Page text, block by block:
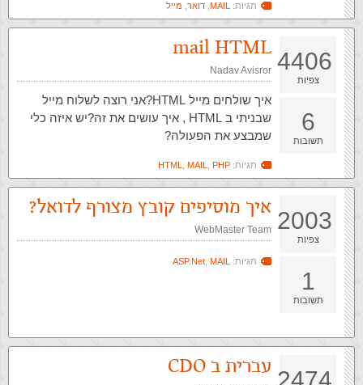
תגיות: MAIL דואר מייל
4406
צפיות
6
תשובות
mail HTML
Nadav Avisror
איך שולחים מייל HTML?אני רוצה לשלוח מייל
שבניתי ב HTML , איך עושים את זה?יש איזה כלי
שמבצע את הפעולה?
תגיות: HTML MAIL PHP
2003
צפיות
1
תשובות
איך מוסיפים קובץ מצורף לדואל?
WebMaster Team
תגיות: ASP.Net MAIL
עברית ב CDO